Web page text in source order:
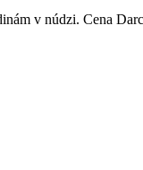
v núdzi. Cena